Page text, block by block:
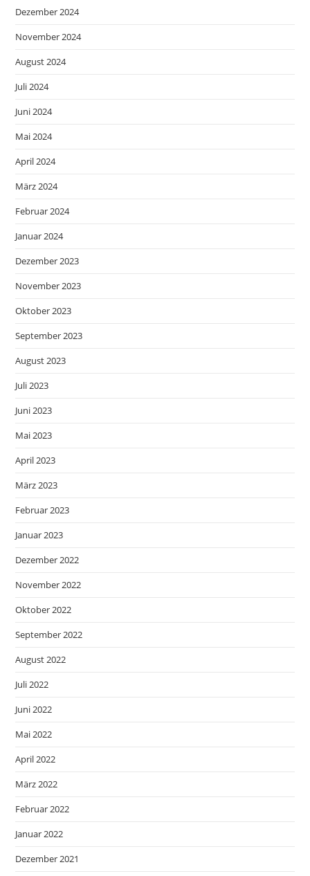
Dezember 2024
November 2024
August 2024
Juli 2024
Juni 2024
Mai 2024
April 2024
März 2024
Februar 2024
Januar 2024
Dezember 2023
November 2023
Oktober 2023
September 2023
August 2023
Juli 2023
Juni 2023
Mai 2023
April 2023
März 2023
Februar 2023
Januar 2023
Dezember 2022
November 2022
Oktober 2022
September 2022
August 2022
Juli 2022
Juni 2022
Mai 2022
April 2022
März 2022
Februar 2022
Januar 2022
Dezember 2021